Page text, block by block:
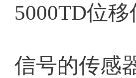
5000TD位
信号的传感